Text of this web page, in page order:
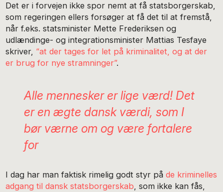
Det er i forvejen ikke spor nemt at få statsborgerskab,
som regeringen ellers forsøger at få det til at fremstå,
når f.eks. statsminister Mette Frederiksen og
udlændinge- og integrationsminister Mattias Tesfaye
skriver, “at der tages for let på kriminalitet, og at der
er brug for nye stramninger”.
Alle mennesker er lige værd! Det
er en ægte dansk værdi, som I
bør værne om og være fortalere
for
I dag har man faktisk rimelig godt styr påde kriminelles
adgang til dansk statsborgerskab, som ikke kan fås,